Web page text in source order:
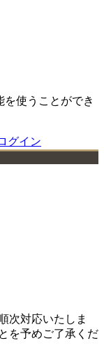
使うことができ
グイン
次対応いたしま
を予めご了承くだ